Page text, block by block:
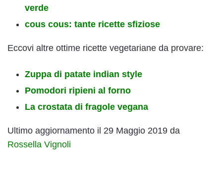
verde
cous cous: tante ricette sfiziose
Eccovi altre ottime ricette vegetariane da provare:
Zuppa di patate indian style
Pomodori ripieni al forno
La crostata di fragole vegana
Ultimo aggiornamento il 29 Maggio 2019 da
Rossella Vignoli